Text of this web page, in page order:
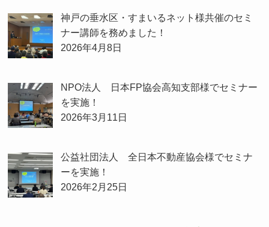
神戸の垂水区・すまいるネット様共催のセミ
ナー講師を務めました！
2026年4月8日
NPO法人 日本FP協会高知支部様でセミナー
を実施！
2026年3月11日
公益社団法人 全日本不動産協会様でセミナ
ーを実施！
2026年2月25日